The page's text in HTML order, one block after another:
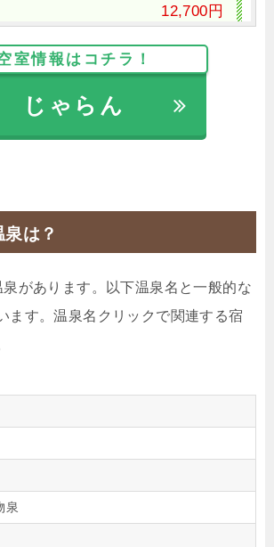
12,700円
と価格】
和室 スイートルーム
和室８畳 ガーデンビュー
じゃらんで確認する
泊まりプラン～
し IN15:00- OUT-10:00
禁煙ルーム
室情報はコチラ！
ゃらん
は？
があります。以下温泉名と一般的な
ます。温泉名クリックで関連する宿
泉